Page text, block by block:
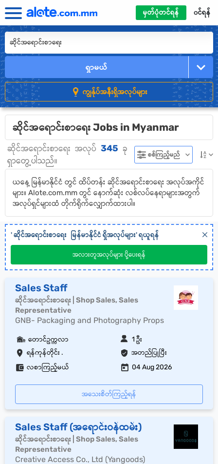
မှတ်ပုံတင်ရန် ၀င်ရန်
ရှာမယ်
ကျွန်ုပ်အနီးရှိအလုပ်များ
ဆိုင်အရောင်းစာရေး Jobs in Myanmar
ဆိုင်အရောင်းစာရေး အလုပ် 345 ခု
ရှာတွေ့ပါသည်။
စစ်ကြည့်မည်
ယနေ့ မြန်မာနိုင်ငံ တွင် ထိပ်တန်း ဆိုင်အရောင်းစာရေး အလုပ်အကိုင်
များ။ Alote.com.mm တွင် နောက်ဆုံး လစ်လပ်နေရာများအတွက်
အလုပ်ရှင်များထံ တိုက်ရိုက်လျှောက်ထားပါ။
'ဆိုင်အရောင်းစာရေး မြန်မာနိုင်ငံရှိအလုပ်များ' ရယူရန်
အလားတူအလုပ်များ ပို့ပေးရန်
Sales Staff
ဆိုင်အရောင်းစာရေး | Shop Sales, Sales
Representative
GNB- Packaging and Photography Props
ရန်ကုန်တိုင်း . အတည်ပြုပြီး
တောင်ဥက္ကလာ 1 ဦး
လစာကြည့်မယ် 04 Aug 2026
အသေးစိတ်ကြည့်ရန်
Sales Staff (အရောင်းဝန်ထမ်း)
ဆိုင်အရောင်းစာရေး | Shop Sales, Sales
Representative
Creative Access Co., Ltd (Yangoods)